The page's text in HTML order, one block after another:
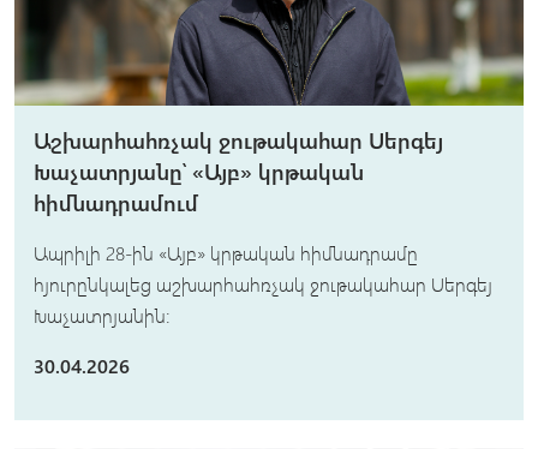
Աշխարհահռչակ ջութակահար Սերգեյ
Խաչատրյանը՝ «Այբ» կրթական
հիմնադրամում
Ապրիլի 28-ին «Այբ» կրթական հիմնադրամը
հյուրընկալեց աշխարհահռչակ ջութակահար Սերգեյ
Խաչատրյանին:
30.04.2026